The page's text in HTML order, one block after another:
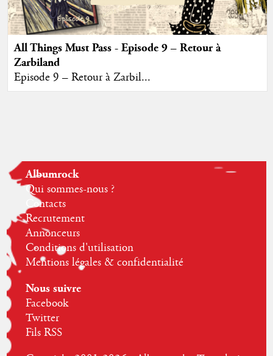
All Things Must Pass - Episode 9 – Retour à
Zarbiland
Episode 9 – Retour à Zarbil...
Albumrock
Qui sommes-nous ?
Contacts
Recrutement
Annonceurs
Conditions d'utilisation
Mentions légales & confidentialité
Nous suivre
Facebook
Twitter
Fils RSS